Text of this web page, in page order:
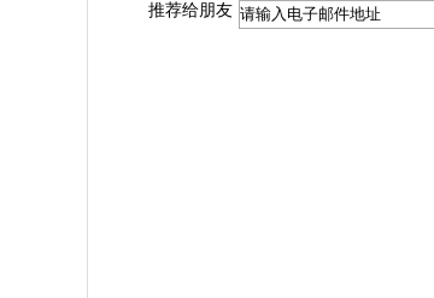
推荐给朋友